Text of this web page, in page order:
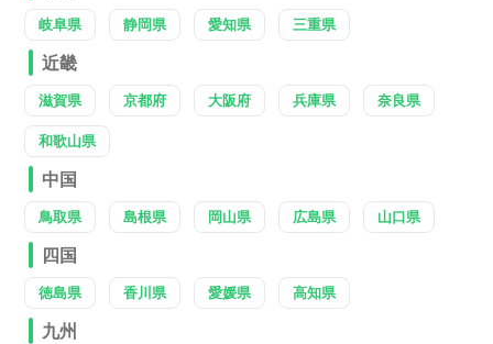
岐阜県 静岡県 愛知県 三重県
近畿
滋賀県 京都府 大阪府 兵庫県 奈良県
和歌山県
中国
鳥取県 島根県 岡山県 広島県 山口県
四国
徳島県 香川県 愛媛県 高知県
九州